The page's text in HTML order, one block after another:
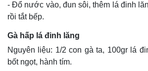
- Đổ nước vào, đun sôi, thêm lá đinh
rồi tắt bếp.
Gà hấp lá đinh lăng
Nguyên liệu: 1/2 con gà ta, 100gr lá
bốt ngọt, hành tím.